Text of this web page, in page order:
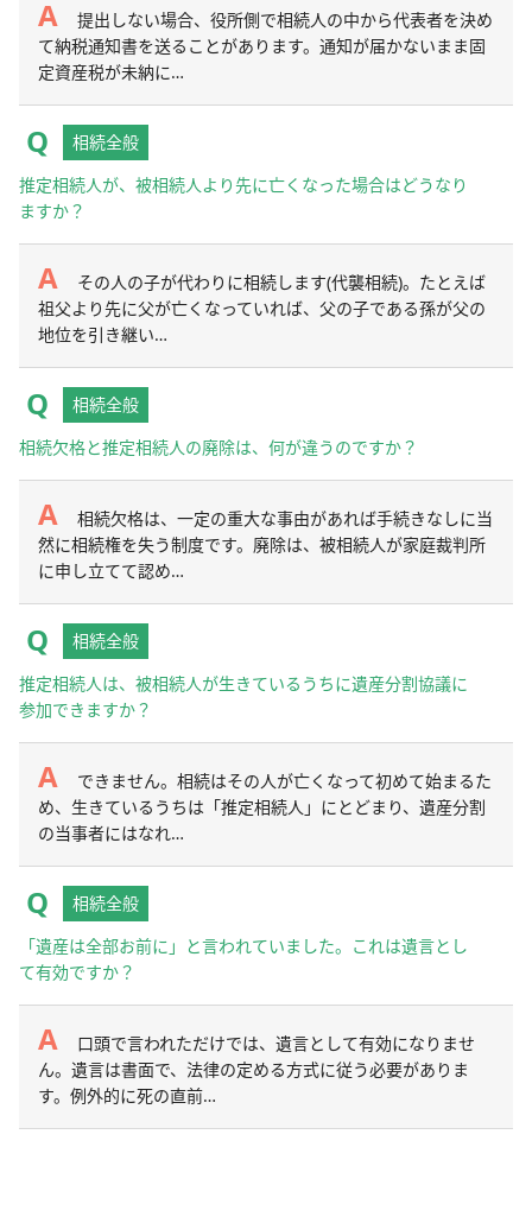
提出しない場合、役所側で相続人の中から代表者を決め
て納税通知書を送ることがあります。通知が届かないまま固
定資産税が未納に…
相続全般
推定相続人が、被相続人より先に亡くなった場合はどうなり
ますか？
その人の子が代わりに相続します(代襲相続)。たとえば
祖父より先に父が亡くなっていれば、父の子である孫が父の
地位を引き継い…
相続全般
相続欠格と推定相続人の廃除は、何が違うのですか？
相続欠格は、一定の重大な事由があれば手続きなしに当
然に相続権を失う制度です。廃除は、被相続人が家庭裁判所
に申し立てて認め…
相続全般
推定相続人は、被相続人が生きているうちに遺産分割協議に
参加できますか？
できません。相続はその人が亡くなって初めて始まるた
め、生きているうちは「推定相続人」にとどまり、遺産分割
の当事者にはなれ…
相続全般
「遺産は全部お前に」と言われていました。これは遺言とし
て有効ですか？
口頭で言われただけでは、遺言として有効になりませ
ん。遺言は書面で、法律の定める方式に従う必要がありま
す。例外的に死の直前…